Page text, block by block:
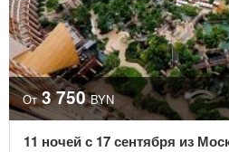
От 3 750 BYN
11 ночей с 17 сентября из